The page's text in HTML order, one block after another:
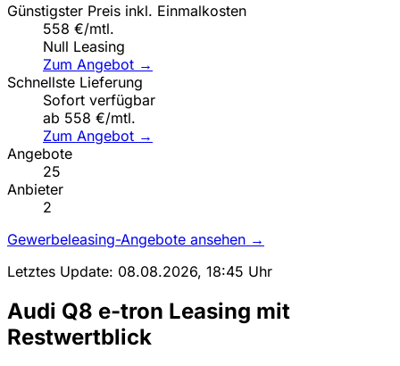
Günstigster Preis inkl. Einmalkosten
558 €/mtl.
Null Leasing
Zum Angebot →
Schnellste Lieferung
Sofort verfügbar
ab 558 €/mtl.
Zum Angebot →
Angebote
25
Anbieter
2
Gewerbeleasing-Angebote ansehen →
Letztes Update: 08.08.2026, 18:45 Uhr
Audi Q8 e-tron Leasing mit
Restwertblick